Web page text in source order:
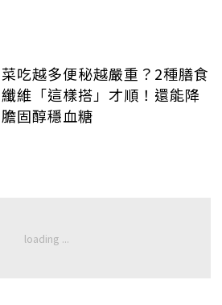
菜吃越多便秘越嚴重？2種膳食
纖維「這樣搭」才順！還能降
膽固醇穩血糖